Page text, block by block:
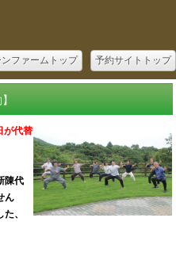
予約サイトトップ
ンファームトップ
が代替
陳代
ん
、